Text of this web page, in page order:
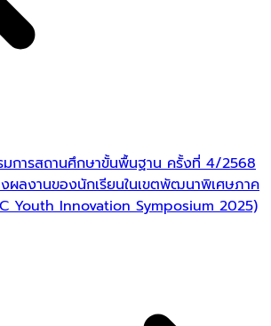
มการสถานศึกษาขั้นพื้นฐาน ครั้งที่ 4/2568
ผลงานของนักเรียนในเขตพัฒนาพิเศษภาค
Youth Innovation Symposium 2025)